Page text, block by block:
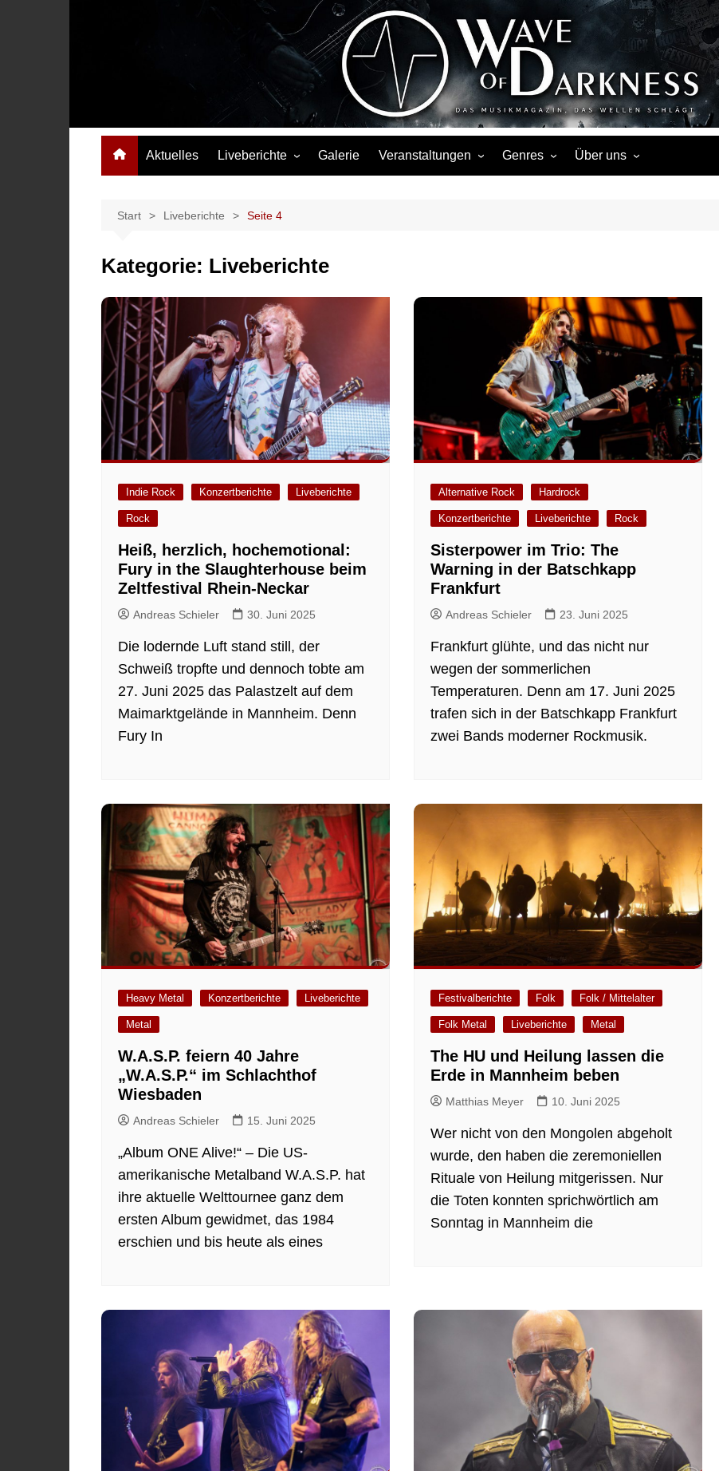
Wave of Darkness
Das Musikmagazin, das Wellen schlägt. Konzerte, Festivals, Events, Fotos, Termine, Interviews, Berichte, Musik
Aktuelles Liveberichte
Festivalberichte
Highlights
Galerie Veranstaltungen Genres
Weitere Genres
Über uns
Start Liveberichte Seite 4
Kategorie: Liveberichte
Indie Rock Konzertberichte Liveberichte
Rock
Heiß, herzlich, hochemotional:
Fury in the Slaughterhouse beim
Zeltfestival Rhein-Neckar
Andreas Schieler 30. Juni 2025
Die lodernde Luft stand still, der
Schweiß tropfte und dennoch tobte am
27. Juni 2025 das Palastzelt auf dem
Maimarktgelände in Mannheim. Denn
Fury In
Alternative Rock Hardrock
Konzertberichte Liveberichte Rock
Sisterpower im Trio: The
Warning in der Batschkapp
Frankfurt
Andreas Schieler 23. Juni 2025
Frankfurt glühte, und das nicht nur
wegen der sommerlichen
Temperaturen. Denn am 17. Juni 2025
trafen sich in der Batschkapp Frankfurt
zwei Bands moderner Rockmusik.
Heavy Metal Konzertberichte Liveberichte
Metal
W.A.S.P. feiern 40 Jahre
„W.A.S.P.“ im Schlachthof
Wiesbaden
Andreas Schieler 15. Juni 2025
„Album ONE Alive!“ – Die US-
amerikanische Metalband W.A.S.P. hat
ihre aktuelle Welttournee ganz dem
ersten Album gewidmet, das 1984
erschien und bis heute als eines
Festivalberichte Folk Folk / Mittelalter
Folk Metal Liveberichte Metal
The HU und Heilung lassen die
Erde in Mannheim beben
Matthias Meyer 10. Juni 2025
Wer nicht von den Mongolen abgeholt
wurde, den haben die zeremoniellen
Rituale von Heilung mitgerissen. Nur
die Toten konnten sprichwörtlich am
Sonntag in Mannheim die